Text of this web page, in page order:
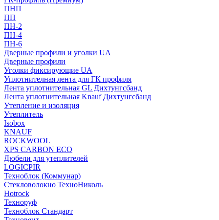
ПНП
ПП
ПН-2
ПН-4
ПН-6
Дверные профили и уголки UA
Дверные профили
Уголки фиксирующие UA
Уплотнителная лента для ГК профиля
Лента уплотнительная GL Дихтунгсбанд
Лента уплотнительная Knauf Дихтунгсбанд
Утепление и изоляция
Утеплитель
Isobox
KNAUF
ROCKWOOL
XPS CARBON ECO
Дюбели для утеплителей
LOGICPIR
Техноблок (Коммунар)
Стекловолокно ТехноНиколь
Hotrock
Технoруф
Техноблок Стандарт